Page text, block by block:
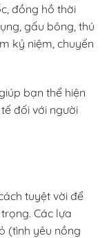
đồng hồ thời
gấu bông, thú
kỷ niệm, chuyến
bạn thể hiện
đối với người
tuyệt vời để
Các lựa
(tình yêu nồng